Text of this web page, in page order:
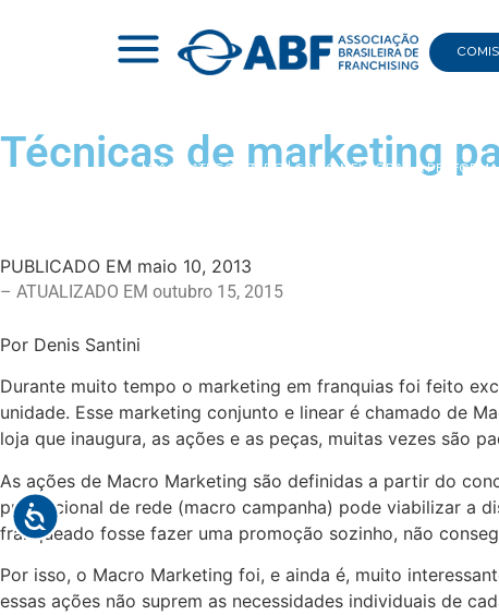
|NÃO CATEGORIZADO |COMO MELHORAR A
Técnicas de marketing
PUBLICADO EM maio 10, 2013
– ATUALIZADO EM outubro 15, 2015
Por Denis Santini
Durante muito tempo o marketing em franquias foi feito
unidade. Esse marketing conjunto e linear é chamado de
loja que inaugura, as ações e as peças, muitas vezes são
As ações de Macro Marketing são definidas a partir do
promocional de rede (macro campanha) pode viabilizar a
franqueado fosse fazer uma promoção sozinho, não
Por isso, o Macro Marketing foi, e ainda é, muito
essas ações não suprem as necessidades individuais de